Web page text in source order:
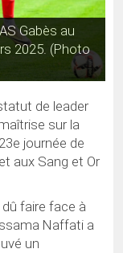
Gabès au
2025. (Photo
de leader
sur la
journée de
aux Sang et Or
faire face à
Naffati a
un